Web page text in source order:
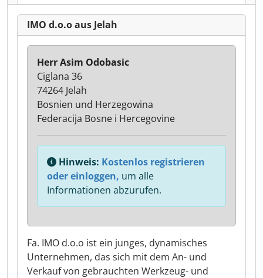
IMO d.o.o aus Jelah
Fa. IMO d.o.o ist ein junges, dynamisches
Unternehmen, das sich mit dem An- und
Verkauf von gebrauchten Werkzeug- und
Herr Asim Odobasic
Ciglana 36
74264 Jelah
Bosnien und Herzegowina
Federacija Bosne i Hercegovine
Hinweis: Kostenlos registrieren
oder einloggen, um alle
Informationen abzurufen.